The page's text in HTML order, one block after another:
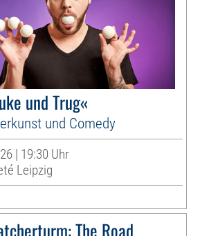
und Trug«
und Comedy
| 19:30 Uhr
Leipzig
The Road